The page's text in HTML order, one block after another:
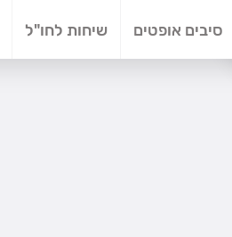
סיבים אופטים שיחות לחו"ל